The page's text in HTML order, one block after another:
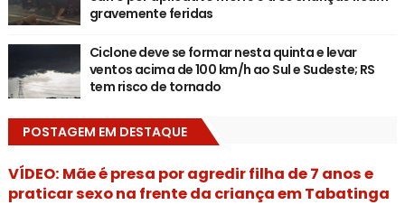
gravemente feridas
Ciclone deve se formar nesta quinta e levar
ventos acima de 100 km/h ao Sul e Sudeste; RS
tem risco de tornado
POSTAGEM EM DESTAQUE
VÍDEO: Mãe é presa por agredir filha de 7 anos e
praticar sexo na frente da criança em Tabatinga